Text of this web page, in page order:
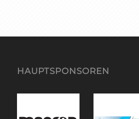
HAUPTSPONSOREN